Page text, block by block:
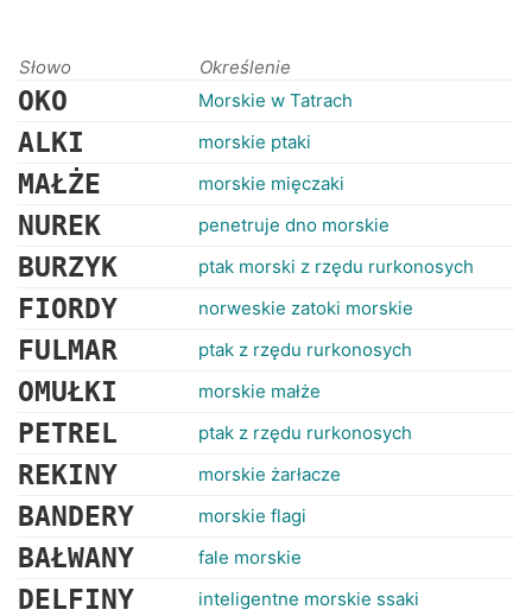
Słowo Określenie
OKO Morskie w Tatrach
ALKI morskie ptaki
MAŁŻE morskie mięczaki
NUREK penetruje dno morskie
BURZYK ptak morski z rzędu rurkonosych
FIORDY norweskie zatoki morskie
FULMAR ptak z rzędu rurkonosych
OMUŁKI morskie małże
PETREL ptak z rzędu rurkonosych
REKINY morskie żarłacze
BANDERY morskie flagi
BAŁWANY fale morskie
DELFINY inteligentne morskie ssaki